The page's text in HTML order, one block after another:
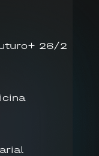
26/2